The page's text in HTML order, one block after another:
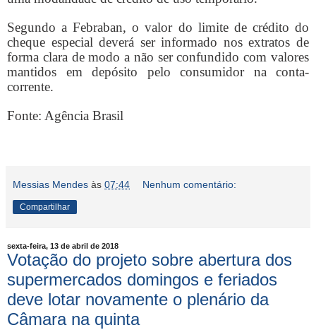
Segundo a Febraban, o valor do limite de crédito do
cheque especial deverá ser informado nos extratos de
forma clara de modo a não ser confundido com valores
mantidos em depósito pelo consumidor na conta-
corrente.
Fonte: Agência Brasil
Messias Mendes às 07:44 Nenhum comentário:
Compartilhar
sexta-feira, 13 de abril de 2018
Votação do projeto sobre abertura dos
supermercados domingos e feriados
deve lotar novamente o plenário da
Câmara na quinta